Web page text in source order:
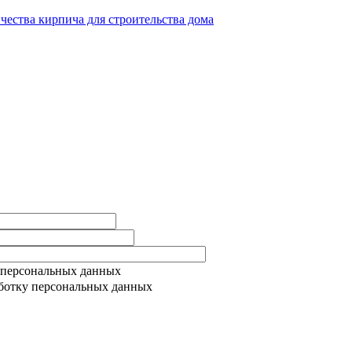
кирпича для строительства дома
данных
персональных данных